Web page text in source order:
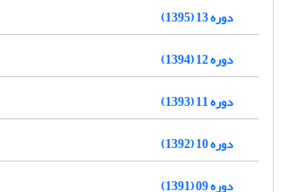
دوره 13 (1395)
دوره 12 (1394)
دوره 11 (1393)
دوره 10 (1392)
دوره 09 (1391)